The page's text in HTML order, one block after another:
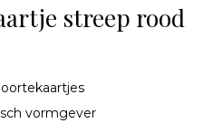
streep rood
vormgever